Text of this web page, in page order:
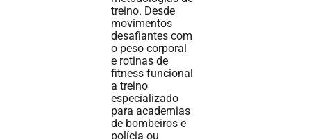
treino. Desde
movimentos
desafiantes com
o peso corporal
e rotinas de
fitness funcional
a treino
especializado
para academias
de bombeiros e
polícia ou